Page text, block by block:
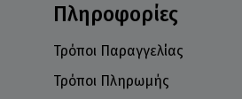
Πληροφορίες
Τρόποι Παραγγελίας
Τρόποι Πληρωμής